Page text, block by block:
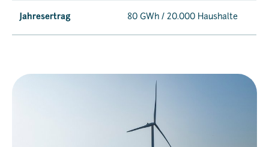
Jahresertrag 80 GWh / 20.000 Haushalte